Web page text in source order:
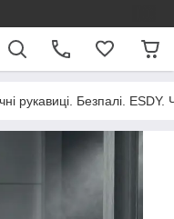
рукавиці. Безпалі. ESDY.